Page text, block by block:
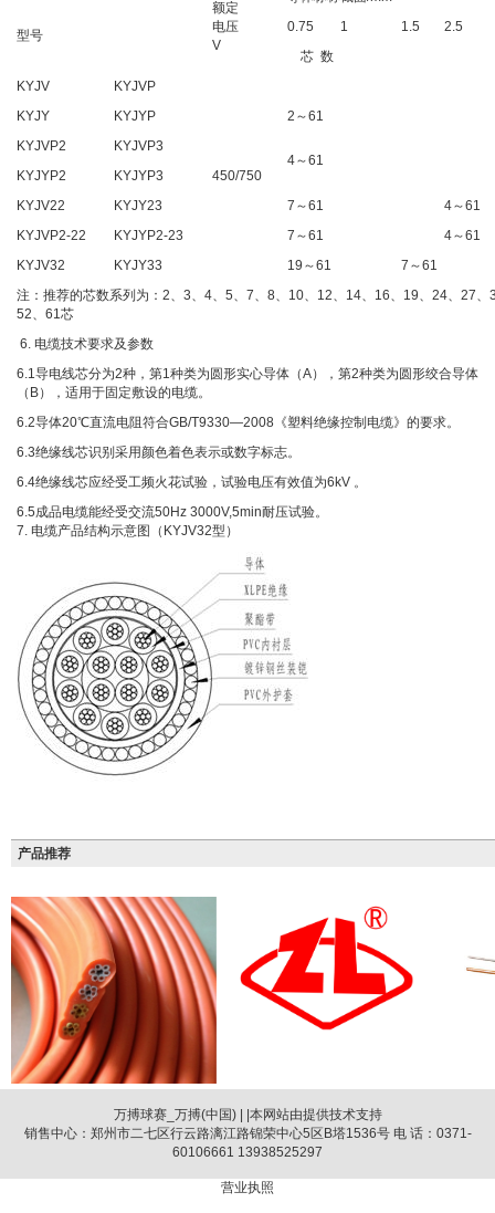
型号
额定
电压
V
0.75
1 1.5
2.5
芯 数
KYJV
KYJVP
450/750
KYJY KYJYP
2～61
KYJVP2
KYJVP3
4～61
KYJYP2
KYJYP3
KYJV22
KYJY23 7～61
4～61
KYJVP2-22
KYJYP2-23 7～61
4～61
KYJV32
KYJY33 19～61
7～61
注：推荐的芯数系列为：2、3、4、5、7、8、10、12、14、16、19、24、27
52、61芯
6. 电缆技术要求及参数
6.1导电线芯分为2种，第1种类为圆形实心导体（A），第2种类为圆形绞合导体
（B），适用于固定敷设的电缆。
6.2导体20℃直流电阻符合GB/T9330—2008《塑料绝缘控制电缆》的要求。
6.3绝缘线芯识别采用颜色着色表示或数字标志。
6.4绝缘线芯应经受工频火花试验，试验电压有效值为6kV 。
6.5成品电缆能经受交流50Hz 3000V,5min耐压试验。
7. 电缆产品结构示意图（KYJV32型）
产品推荐
万搏球赛_万搏(中国)
| |本网站由提供技术支持
销售中心：郑州市二七区行云路漓江路锦荣中心5区B塔1536号 电 话：0371-
60106661 13938525297
营业执照